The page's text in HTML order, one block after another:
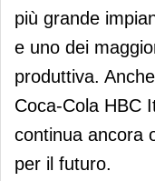
più grande
e uno dei
produttiva.
Coca-Cola HBC
continua ancora
per il futuro.